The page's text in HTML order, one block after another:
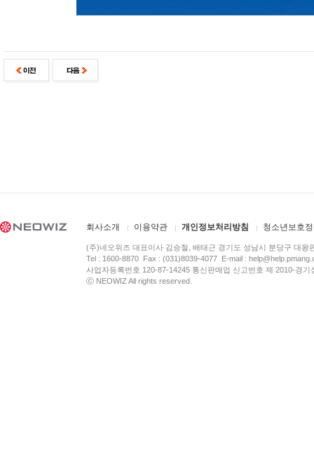
회사소개 이용약관 개인정보처리방침 청소년보호
(주)네오위즈 대표이사 김승철, 배태근 경기도 성남시 분당구 대왕
Tel : 1600-8870 Fax : (031)8039-4077 E-mail :
사업자등록번호 120-87-14245 통신판매업 신고번호 제 2010-경
ⓒ NEOWIZ All rights reserved.